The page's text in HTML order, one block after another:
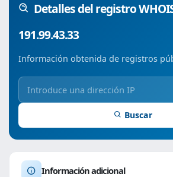
Detalles del registro
191.99.43.33
Información obtenida de registros
Buscar
Información adicional